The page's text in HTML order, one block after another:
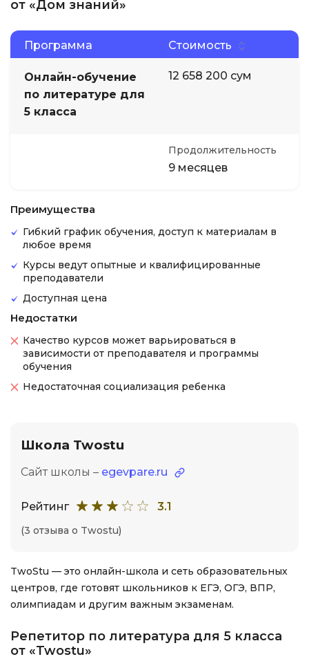
от «Дом знаний»
Программа Стоимость
Онлайн-обучение
по литературе для
5 класса
12 658 200 сум
Продолжительность
9 месяцев
Преимущества
Гибкий график обучения, доступ к материалам в
любое время
Курсы ведут опытные и квалифицированные
преподаватели
Доступная цена
Недостатки
Качество курсов может варьироваться в
зависимости от преподавателя и программы
обучения
Недостаточная социализация ребенка
Школа Twostu
Сайт школы – egevpare.ru
Рейтинг 3.1
(3 отзыва о Twostu)
TwoStu — это онлайн-школа и сеть образовательных
центров, где готовят школьников к ЕГЭ, ОГЭ, ВПР,
олимпиадам и другим важным экзаменам.
Репетитор по литература для 5 класса
от «Twostu»